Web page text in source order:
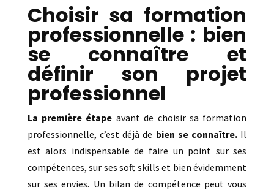
Choisir sa formation
professionnelle : bien
se connaître et
définir son projet
professionnel
La première étape avant de choisir sa formation
professionnelle, c’est déjà de bien se connaître. Il
est alors indispensable de faire un point sur ses
compétences, sur ses soft skills et bien évidemment
sur ses envies. Un bilan de compétence peut vous